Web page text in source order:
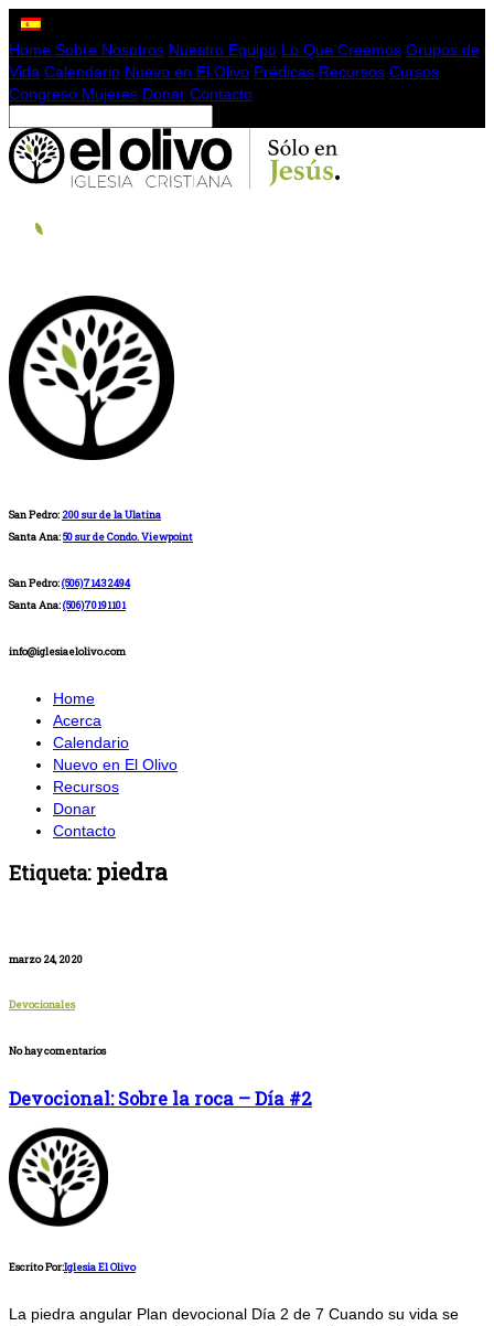
Home Sobre Nosotros Nuestro Equipo Lo Que Creemos Grupos de
Vida Calendario Nuevo en El Olivo Prédicas Recursos Cursos
Congreso Mujeres Donar Contacto
San Pedro: 200 sur de la Ulatina
Santa Ana:50 sur de Condo. Viewpoint
San Pedro:(506)71432494
Santa Ana:(506)70191101
info@iglesiaelolivo.com
Home
Acerca
Calendario
Nuevo en El Olivo
Recursos
Donar
Contacto
Etiqueta:piedra
marzo 24, 2020
Devocionales
No hay comentarios
Devocional: Sobre la roca – Día #2
Escrito Por:Iglesia El Olivo
La piedra angular Plan devocional Día 2 de 7 Cuando su vida se